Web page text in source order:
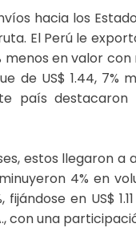
hacia los
El Perú le
menos en valor
de US$ 1.44, 7%
país destacaron
estos llegaron a
4% en
en US$
una